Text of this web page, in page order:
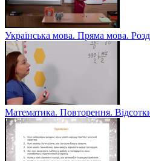
Українська мова. Пряма мова.
Математика. Повторення.